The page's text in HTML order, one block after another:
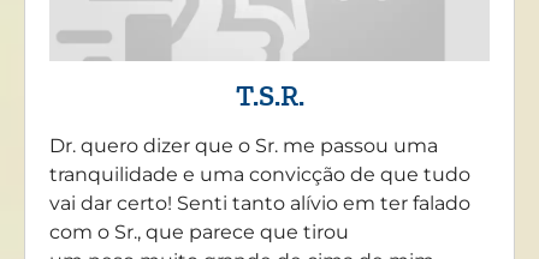
T.S.R.
Dr. quero dizer que o Sr. me passou uma
tranquilidade e uma convicção de que tudo
vai dar certo! Senti tanto alívio em ter falado
com o Sr., que parece que tirou